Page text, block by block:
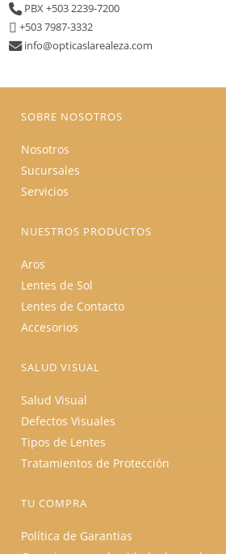
PBX +503 2239-7200
+503 7987-3332
info@opticaslarealeza.com
SOBRE NOSOTROS
Nosotros
Sucursales
Servicios
NUESTROS PRODUCTOS
Aros
Lentes de Sol
Lentes de Contacto
Accesorios
SALUD VISUAL
Salud Visual
Defectos Visuales
Tipos de Lentes
Tratamientos de Protección
TU COMPRA
Política de Garantias